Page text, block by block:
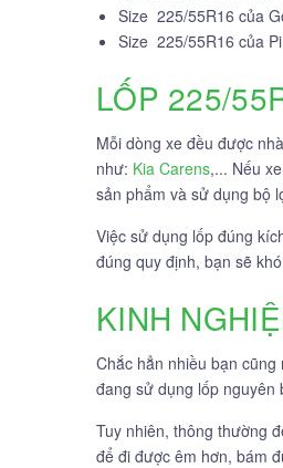
Size 225/55R16 của
Size 225/55R16 của
LỐP 225/
Mỗi dòng xe đều được
như: Kia Carens,... Nếu
sản phẩm và sử dụng bộ
Việc sử dụng lốp đúng
đúng quy định, bạn sẽ
KINH
Chắc hẳn nhiều bạn
đang sử dụng lốp nguyên
Tuy nhiên, thông thường
để đi được êm hơn, bám